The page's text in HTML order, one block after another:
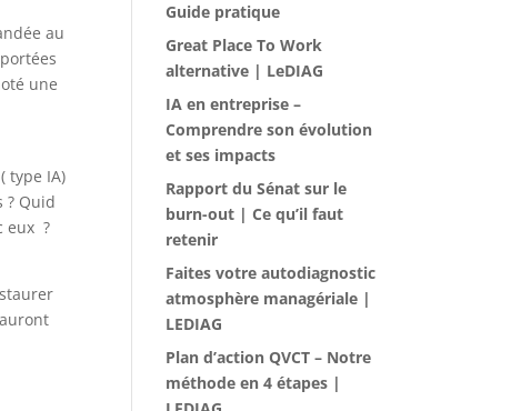
au
une
type IA)
? Quid
eux ?
Guide pratique
Great Place To Work
alternative | LeDIAG
IA en entreprise –
Comprendre son évolution
et ses impacts
Rapport du Sénat sur le
burn-out | Ce qu’il faut
retenir
Faites votre autodiagnostic
atmosphère managériale |
LEDIAG
Plan d’action QVCT – Notre
méthode en 4 étapes |